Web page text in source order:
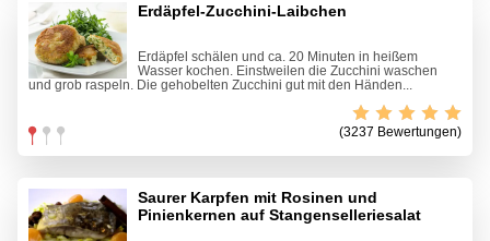
Erdäpfel-Zucchini-Laibchen
Erdäpfel schälen und ca. 20 Minuten in heißem
Wasser kochen. Einstweilen die Zucchini waschen
und grob raspeln. Die gehobelten Zucchini gut mit den Händen...
(3237 Bewertungen)
Saurer Karpfen mit Rosinen und
Pinienkernen auf Stangenselleriesalat